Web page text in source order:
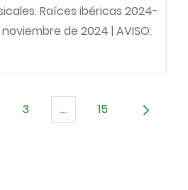
Raíces ibéricas 2024-
de 2024 | AVISO:
Página
3 ...Páginas intermedias
Página
15